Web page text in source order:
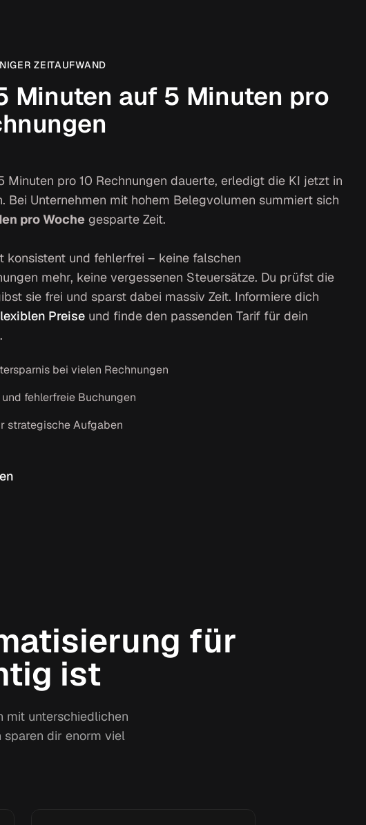
ZEITAUFWAND
Minuten auf 5 Minuten pro
Minuten pro 10 Rechnungen dauerte, erledigt die KI jetzt in
Bei Unternehmen mit hohem Belegvolumen summiert sich
pro Woche gesparte Zeit.
konsistent und fehlerfrei – keine falschen
mehr, keine vergessenen Steuersätze. Du prüfst die
sie frei und sparst dabei massiv Zeit. Informiere dich
Preise und finde den passenden Tarif für dein
bei vielen Rechnungen
fehlerfreie Buchungen
strategische Aufgaben
für
ist
mit unterschiedlichen
dir enorm viel